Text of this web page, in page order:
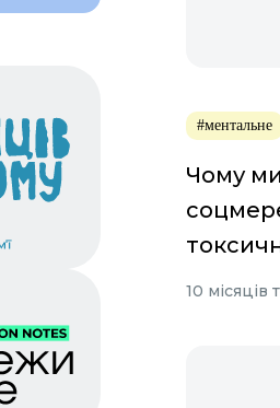
#ментальне
Чому
10 місяців